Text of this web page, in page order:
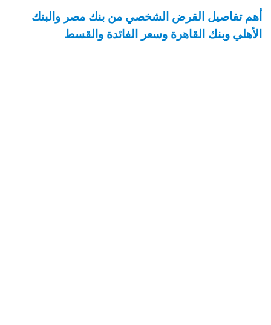
أهم تفاصيل القرض الشخصي من بنك مصر والبنك
الأهلي وبنك القاهرة وسعر الفائدة والقسط